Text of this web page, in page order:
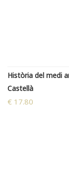
Història del medi
Castellà
€ 17.80